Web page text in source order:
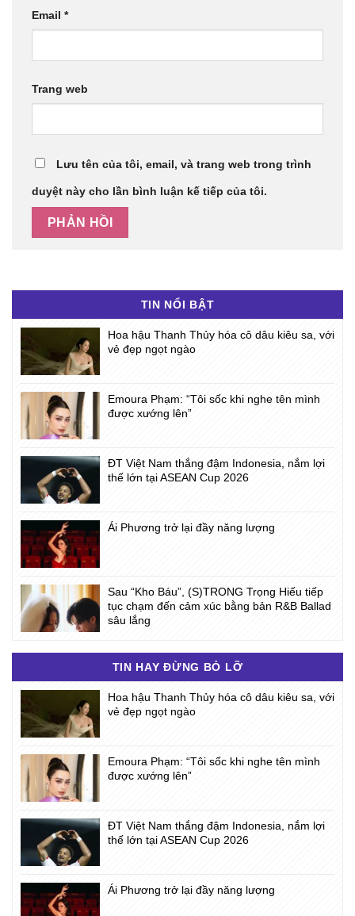
Email *
Trang web
Lưu tên của tôi, email, và trang web trong trình
duyệt này cho lần bình luận kế tiếp của tôi.
TIN NỔI BẬT
Hoa hậu Thanh Thủy hóa cô dâu kiêu sa, với
vẻ đẹp ngọt ngào
Emoura Phạm: “Tôi sốc khi nghe tên mình
được xướng lên”
ĐT Việt Nam thắng đậm Indonesia, nắm lợi
thế lớn tại ASEAN Cup 2026
Ái Phương trở lại đầy năng lượng
Sau “Kho Báu”, (S)TRONG Trọng Hiếu tiếp
tục chạm đến cảm xúc bằng bản R&B Ballad
sâu lắng
TIN HAY ĐỪNG BỎ LỠ
Hoa hậu Thanh Thủy hóa cô dâu kiêu sa, với
vẻ đẹp ngọt ngào
Emoura Phạm: “Tôi sốc khi nghe tên mình
được xướng lên”
ĐT Việt Nam thắng đậm Indonesia, nắm lợi
thế lớn tại ASEAN Cup 2026
Ái Phương trở lại đầy năng lượng